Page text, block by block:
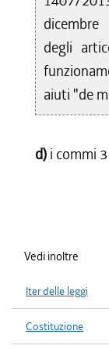
degli
aiuti "de
d) i commi
Vedi inoltre
Iter delle leggi
Costituzione